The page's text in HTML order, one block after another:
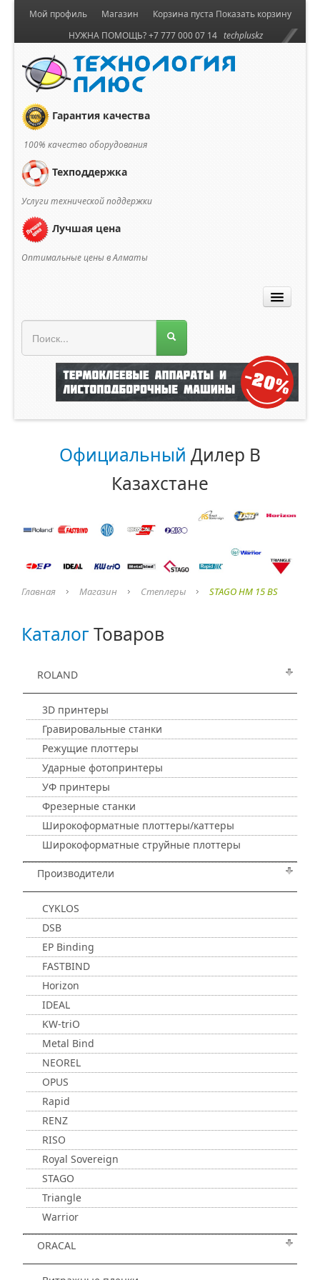
Корзина пуста Показать корзину
Мой профиль
Магазин
НУЖНА ПОМОЩЬ? +7 777 000 07 14 techpluskz
Гарантия качества
100% качество оборудования
Техподдержка
Услуги технической поддержки
Лучшая цена
Оптимальные цены в Алматы
Официальный Дилер В
Казахстане
Главная Магазин Степлеры STAGO HM 15 BS
КаталогТоваров
ROLAND
3D принтеры
Гравировальные станки
Режущие плоттеры
Ударные фотопринтеры
УФ принтеры
Фрезерные станки
Широкоформатные плоттеры/каттеры
Широкоформатные струйные плоттеры
Производители
CYKLOS
DSB
EP Binding
FASTBIND
Horizon
IDEAL
KW-triO
Metal Bind
NEOREL
OPUS
Rapid
RENZ
RISO
Royal Sovereign
STAGO
Triangle
Warrior
ORACAL